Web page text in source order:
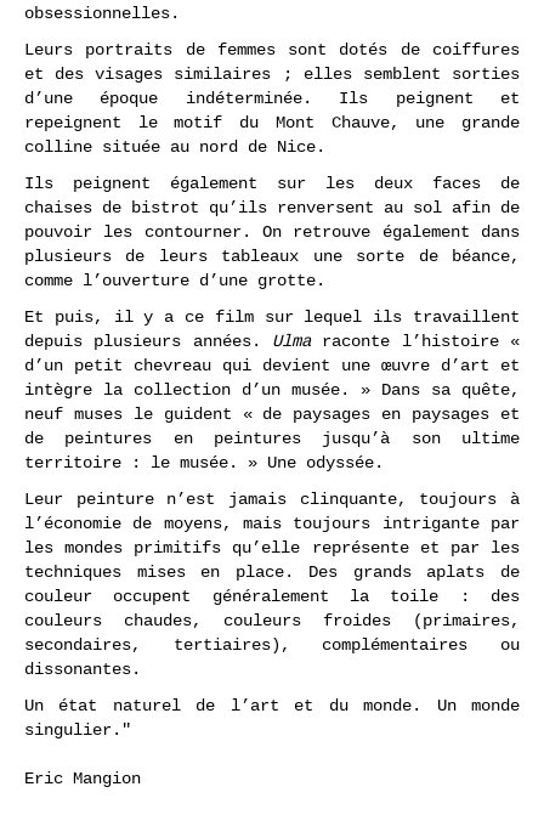
obsessionnelles.
Leurs portraits de femmes sont dotés de coiffures
et des visages similaires ; elles semblent sorties
d’une époque indéterminée. Ils peignent et
repeignent le motif du Mont Chauve, une grande
colline située au nord de Nice.
Ils peignent également sur les deux faces de
chaises de bistrot qu’ils renversent au sol afin de
pouvoir les contourner. On retrouve également dans
plusieurs de leurs tableaux une sorte de béance,
comme l’ouverture d’une grotte.
Et puis, il y a ce film sur lequel ils travaillent
depuis plusieurs années. Ulmaraconte l’histoire «
d’un petit chevreau qui devient une œuvre d’art et
intègre la collection d’un musée. » Dans sa quête,
neuf muses le guident « de paysages en paysages et
de peintures en peintures jusqu’à son ultime
territoire : le musée. » Une odyssée.
Leur peinture n’est jamais clinquante, toujours à
l’économie de moyens, mais toujours intrigante par
les mondes primitifs qu’elle représente et par les
techniques mises en place. Des grands aplats de
couleur occupent généralement la toile : des
couleurs chaudes, couleurs froides (primaires,
secondaires, tertiaires), complémentaires ou
dissonantes.
Un état naturel de l’art et du monde. Un monde
singulier."
Eric Mangion